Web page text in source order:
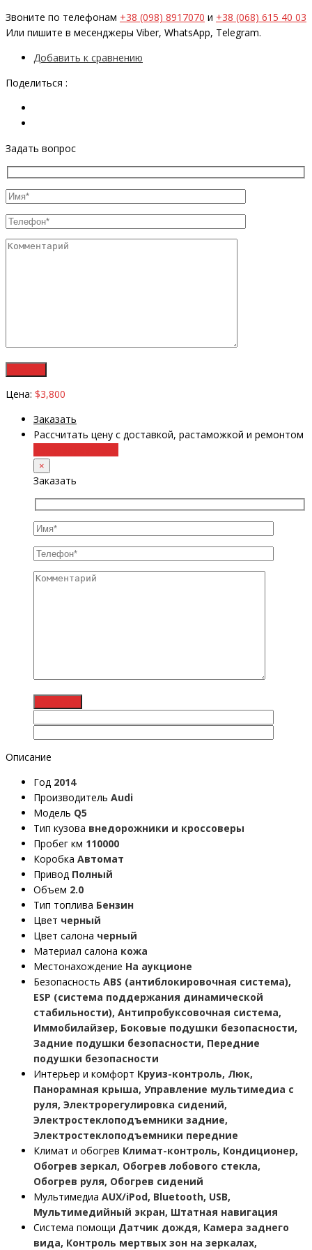
Звоните по телефонам +38 (098) 8917070 и +38 (068) 615 40 03
Или пишите в месенджеры Viber, WhatsApp, Telegram.
Добавить к сравнению
Поделиться :
Задать вопрос
Цена: $3,800
Заказать
Рассчитать цену с доставкой, растаможкой и ремонтом
×
Заказать
Описание
Год 2014
Производитель Audi
Модель Q5
Тип кузова внедорожники и кроссоверы
Пробег км 110000
Коробка Автомат
Привод Полный
Объем 2.0
Тип топлива Бензин
Цвет черный
Цвет салона черный
Материал салона кожа
Местонахождение На аукционе
Безопасность ABS (антиблокировочная система),
ESP (система поддержания динамической
стабильности), Антипробуксовочная система,
Иммобилайзер, Боковые подушки безопасности,
Задние подушки безопасности, Передние
подушки безопасности
Интерьер и комфорт Круиз-контроль, Люк,
Панорамная крыша, Управление мультимедиа с
руля, Электрорегулировка сидений,
Электростеклоподъемники задние,
Электростеклоподъемники передние
Климат и обогрев Климат-контроль, Кондиционер,
Обогрев зеркал, Обогрев лобового стекла,
Обогрев руля, Обогрев сидений
Мультимедиа AUX/iPod, Bluetooth, USB,
Мультимедийный экран, Штатная навигация
Система помощи Датчик дождя, Камера заднего
вида, Контроль мертвых зон на зеркалах,